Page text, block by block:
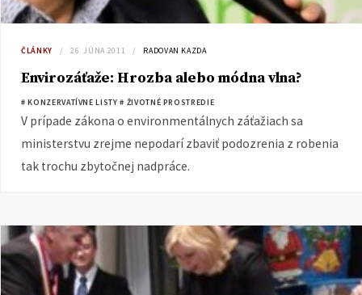
ČLÁNKY 26. JÚNA 2011 RADOVAN KAZDA
Envirozáťaže: Hrozba alebo módna vlna?
# KONZERVATÍVNE LISTY # ŽIVOTNÉ PROSTREDIE
V prípade zákona o environmentálnych záťažiach sa
ministerstvu zrejme nepodarí zbaviť podozrenia z robenia
tak trochu zbytočnej nadpráce.